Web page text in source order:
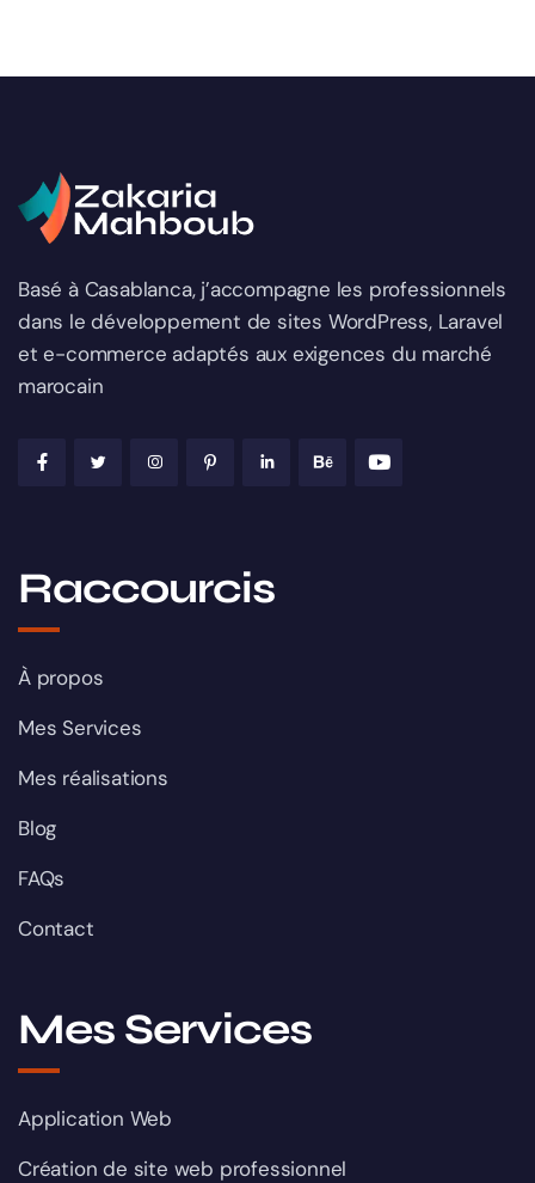
Basé à Casablanca, j’accompagne les professionnels
dans le développement de sites WordPress, Laravel
et e-commerce adaptés aux exigences du marché
marocain
Raccourcis
À propos
Mes Services
Mes réalisations
Blog
FAQs
Contact
Mes Services
Application Web
Création de site web professionnel